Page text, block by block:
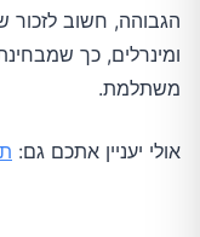
הגבוהה, חשוב לזכור
ומינרלים, כך
משתלמת.
אולי יעניין אתכם גם: